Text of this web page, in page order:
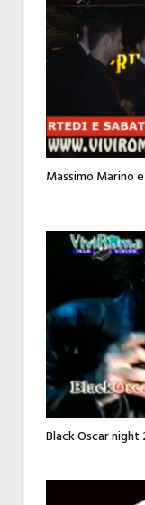
Massimo Marino
Black Oscar night